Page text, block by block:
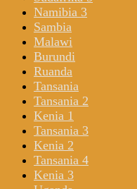
Namibia 3
Sambia
Malawi
Burundi
Ruanda
Tansania
Tansania 2
Kenia 1
Tansania 3
Kenia 2
Tansania 4
Kenia 3